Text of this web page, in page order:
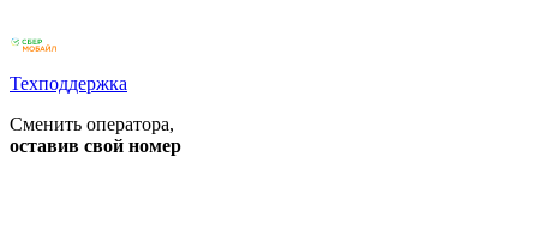
Техподдержка
Сменить оператора,
оставив свой номер